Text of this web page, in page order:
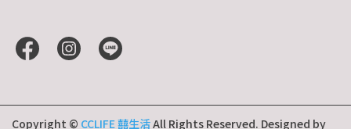
Copyright © CCLIFE 囍生活All Rights Reserved. Designed by